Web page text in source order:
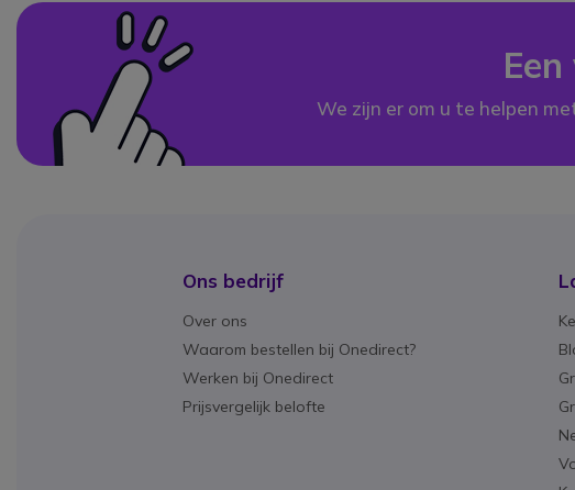
We zijn er om u te helpen
Ons bedrijf
Over ons
Waarom bestellen bij Onedirect?
Werken bij Onedirect
Prijsvergelijk belofte